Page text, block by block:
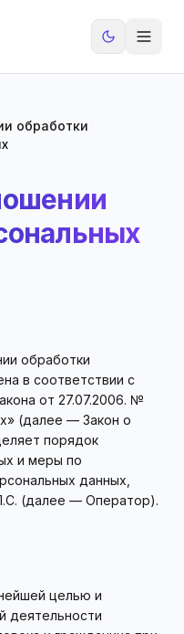
обработки
обработки
в соответствии с
от 27.07.2006. №
(далее — Закон о
порядок
и меры по
данных,
(далее — Оператор).
целью и
деятельности